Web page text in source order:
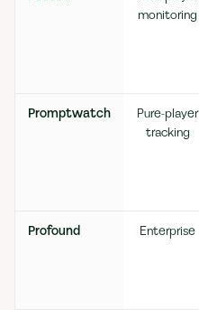
monitoring
Promptwatch
Pure-player
tracking
Profound Enterprise